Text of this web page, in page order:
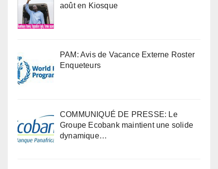
août en Kiosque
PAM: Avis de Vacance Externe Roster
Enqueteurs
COMMUNIQUÉ DE PRESSE: Le
Groupe Ecobank maintient une solide
dynamique…